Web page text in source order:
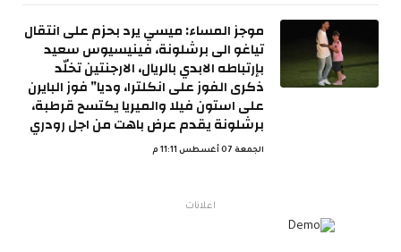
موجز المساء: ميسي يرد بحزم على انتقال
تياغو الى برشلونة، فينيسيوس سعيد
بإرتباطه الابدي بالريال، الارجنتين تخلّد
ذكرى الفوز على انكلترا، وديا” فوز البايرن
على استون فيلا والميريا يكتسح قرطبة،
برشلونة يقدم عرض باهت من اجل رودري
الجمعة 07 أغسطس 11:11 م
اعلانات